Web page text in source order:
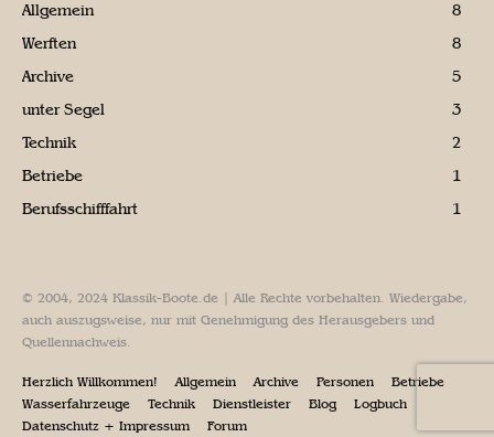
Allgemein
8
Werften
8
Archive
5
unter Segel
3
Technik
2
Betriebe
1
Berufsschifffahrt
1
© 2004, 2024 Klassik-Boote.de | Alle Rechte vorbehalten. Wiedergabe,
auch auszugsweise, nur mit Genehmigung des Herausgebers und
Quellennachweis.
Herzlich Willkommen! Allgemein Archive Personen
Betriebe
Wasserfahrzeuge
Technik Dienstleister Blog
Logbuch
Datenschutz + Impressum
Forum